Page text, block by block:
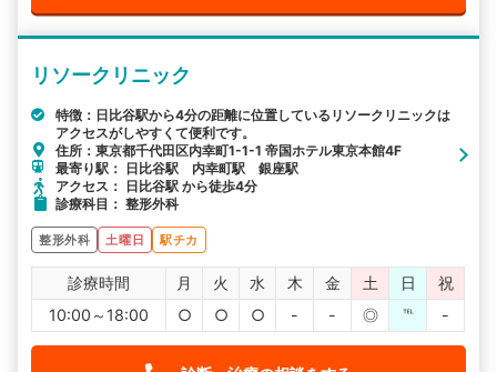
リソークリニック
特徴：日比谷駅から4分の距離に位置しているリソークリニックは
アクセスがしやすくて便利です。
住所：東京都千代田区内幸町1-1-1 帝国ホテル東京本館4F
最寄り駅： 日比谷駅 内幸町駅 銀座駅
アクセス： 日比谷駅 から徒歩4分
診療科目： 整形外科
整形外科 土曜日 駅チカ
診療時間 月 火 水 木 金 土 日
祝
10:00～18:00
○ ○ ○ - - ◎ ℡ -